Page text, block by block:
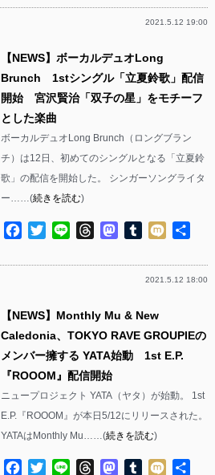
2021.5.12 19:00
【NEWS】ボーカルデュオLong
Brunch 1stシングル「立夏鈴歌」配信
開始 宮沢賢治「双子の星」をモチーフ
とした楽曲
ボーカルデュオLong Brunch（ロングブラン
チ）は12日、初めてのシングルとなる「立夏鈴
歌」の配信を開始した。 シンガーソングライタ
ー……(続きを読む)
Facebook
TwitterLine ThreadsMastodon
Tumblr
Mixi
2021.5.12 18:00
【NEWS】Monthly Mu & New
Caledonia、TOKYO RAVE GROUPIEの
メンバー擁する YATA始動 1st E.P.
『ROOOM』配信開始
ニュープロジェクト YATA（ヤタ）が始動。 1st
E.P.『ROOOM』が本日5/12にリリースされた。
YATAはMonthly Mu……(続きを読む)
Facebook
TwitterLine ThreadsMastodon
Tumblr
Mixi